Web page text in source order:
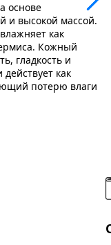
основе
и высокой массой.
как
Кожный
гладкость и
как
потерю влаги